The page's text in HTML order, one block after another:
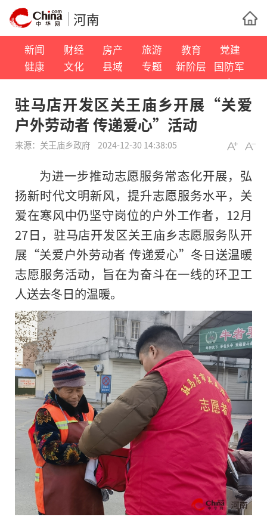
河南
新闻 财经 房产 旅游 教育
党建
健康
文化 县域 专题 新阶层
国防军
事
驻马店开发区关王庙乡开展“关爱
户外劳动者 传递爱心”活动
来源： 关王庙乡政府 2024-12-30 14:38:05
为进一步推动志愿服务常态化开展，弘
扬新时代文明新风，提升志愿服务水平，关
爱在寒风中仍坚守岗位的户外工作者，12月
27日，驻马店开发区关王庙乡志愿服务队开
展“关爱户外劳动者 传递爱心”冬日送温暖
志愿服务活动，旨在为奋斗在一线的环卫工
人送去冬日的温暖。